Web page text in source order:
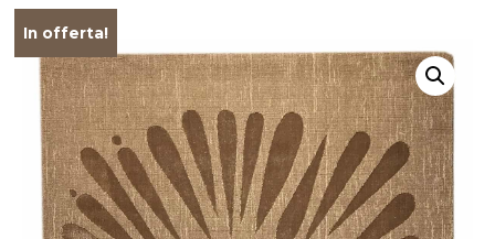
In offerta!